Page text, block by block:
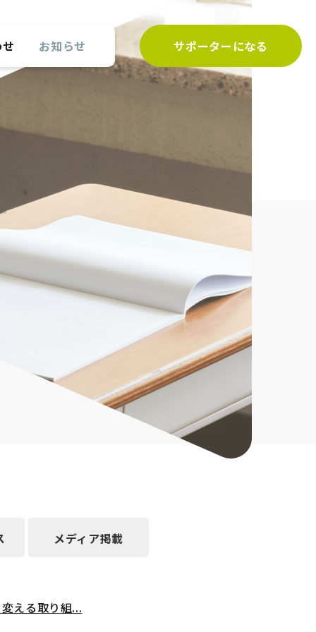
お知らせ サポーターになる
メディア掲載
える取り組...